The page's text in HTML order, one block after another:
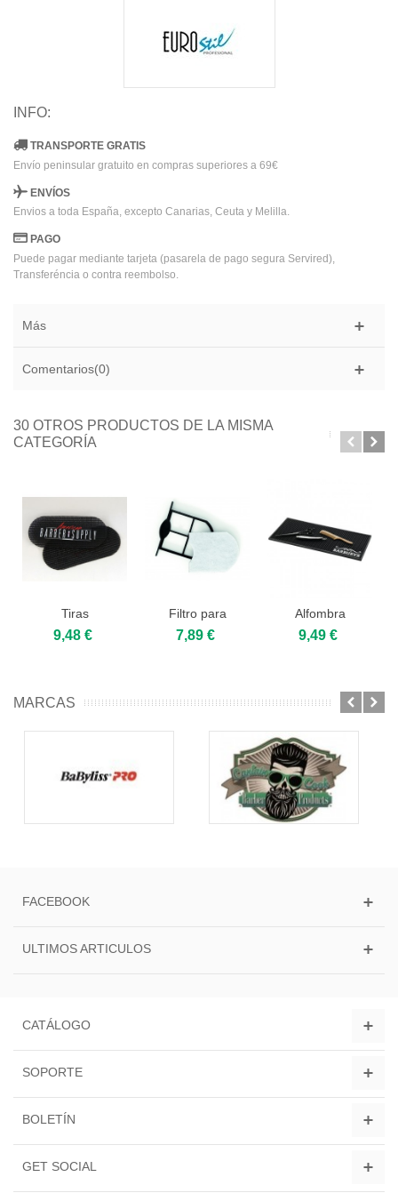
INFO:
TRANSPORTE GRATIS
Envío peninsular gratuito en compras superiores a 69€
ENVÍOS
Envios a toda España, excepto Canarias, Ceuta y Melilla.
PAGO
Puede pagar mediante tarjeta (pasarela de pago segura Servired),
Transferéncia o contra reembolso.
Más
Comentarios(0)
30 OTROS PRODUCTOS DE LA MISMA
CATEGORÍA
Tiras
separadoras
9,48 €
Filtro para
Aspirador
7,89 €
Alfombra
antideslizante
9,49 €
MARCAS
FACEBOOK
ULTIMOS ARTICULOS
CATÁLOGO
SOPORTE
BOLETÍN
GET SOCIAL